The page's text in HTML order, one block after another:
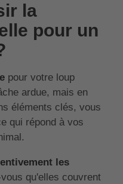
la
pour un
pour votre loup
ardue, mais en
éléments clés, vous
qui répond à vos
les
qu'elles couvrent